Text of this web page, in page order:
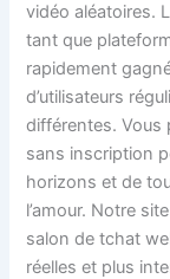
vidéo aléatoires.
tant que
rapidement
d’utilisateurs
différentes. Vous
sans inscription
horizons et de
l’amour. Notre
salon de tchat
réelles et plus